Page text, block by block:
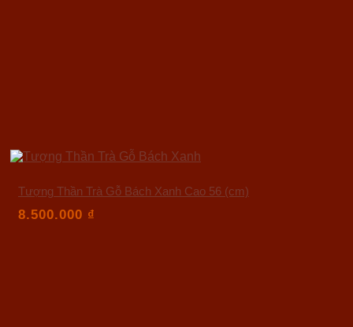
Tượng Thần Trà Gỗ Bách Xanh Cao 56 (cm)
8.500.000 ₫